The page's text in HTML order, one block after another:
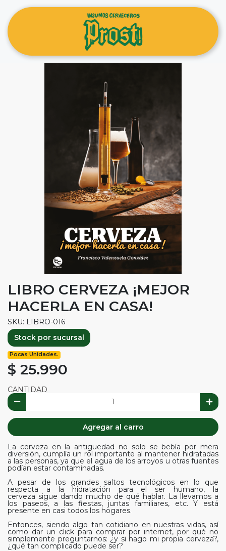
LIBRO CERVEZA ¡MEJOR
HACERLA EN CASA!
SKU: LIBRO-016
Stock por sucursal
Pocas Unidades.
$ 25.990
CANTIDAD
Agregar al carro
La cerveza en la antiguedad no solo se bebía por mera
diversión, cumplía un rol importante al mantener hidratadas
a las personas, ya que el agua de los arroyos u otras fuentes
podían estar contaminadas.
A pesar de los grandes saltos tecnológicos en lo que
respecta a la hidratación para el ser humano, la
cerveza sigue dando mucho de qué hablar. La llevamos a
los paseos, a las fiestas, juntas familiares, etc. Y está
presente en casi todos los hogares.
Entonces, siendo algo tan cotidiano en nuestras vidas, así
como dar un click para comprar por internet, por qué no
simplemente preguntarnos: ¿y si hago mi propia cerveza?,
¿qué tan complicado puede ser?